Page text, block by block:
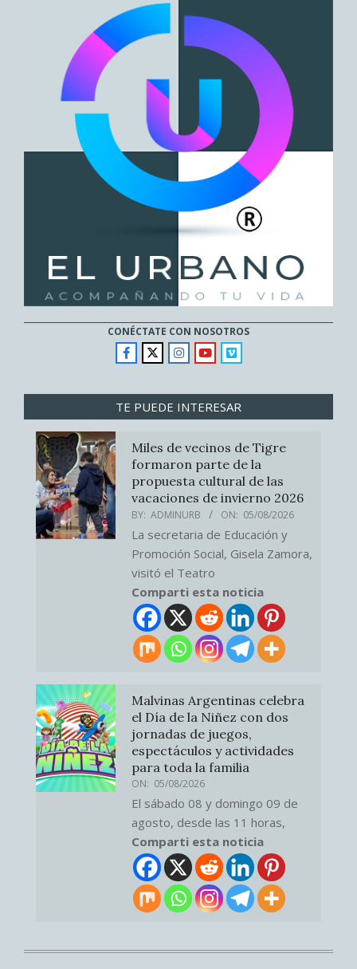
CONÉCTATE CON NOSOTROS
TE PUEDE INTERESAR
Miles de vecinos de Tigre
formaron parte de la
propuesta cultural de las
vacaciones de invierno 2026
BY: ADMINURB ON: 05/08/2026
La secretaria de Educación y
Promoción Social, Gisela Zamora,
visitó el Teatro
Comparti esta noticia
Malvinas Argentinas celebra
el Día de la Niñez con dos
jornadas de juegos,
espectáculos y actividades
para toda la familia
ON: 05/08/2026
El sábado 08 y domingo 09 de
agosto, desde las 11 horas,
Comparti esta noticia